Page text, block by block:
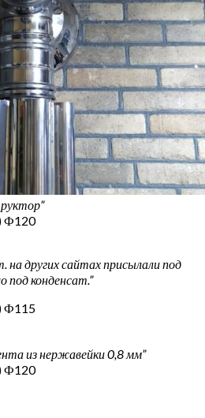
Ф120
на других сайтах присылали под
под конденсат.”
Ф115
из нержавейки 0,8 мм”
Ф120